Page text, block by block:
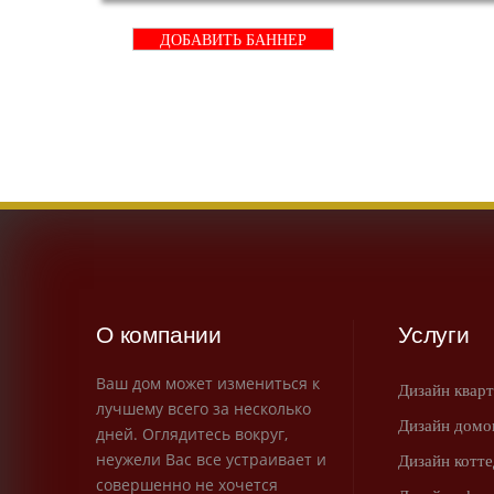
ДОБАВИТЬ БАННЕР
О компании
Ваш дом может измениться к
лучшему всего за несколько
дней. Оглядитесь вокруг,
неужели Вас все устраивает и
совершенно не хочется
Услуги
Дизайн
Дизайн
Дизайн